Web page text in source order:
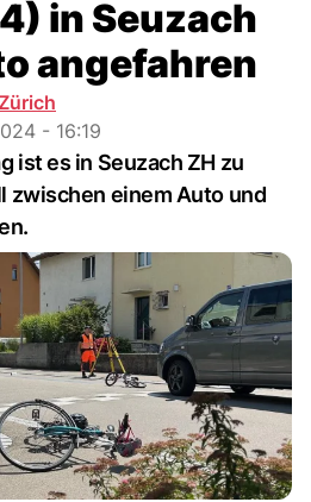
in Seuzach
angefahren
- 16:19
ist es in Seuzach ZH zu
zwischen einem Auto und